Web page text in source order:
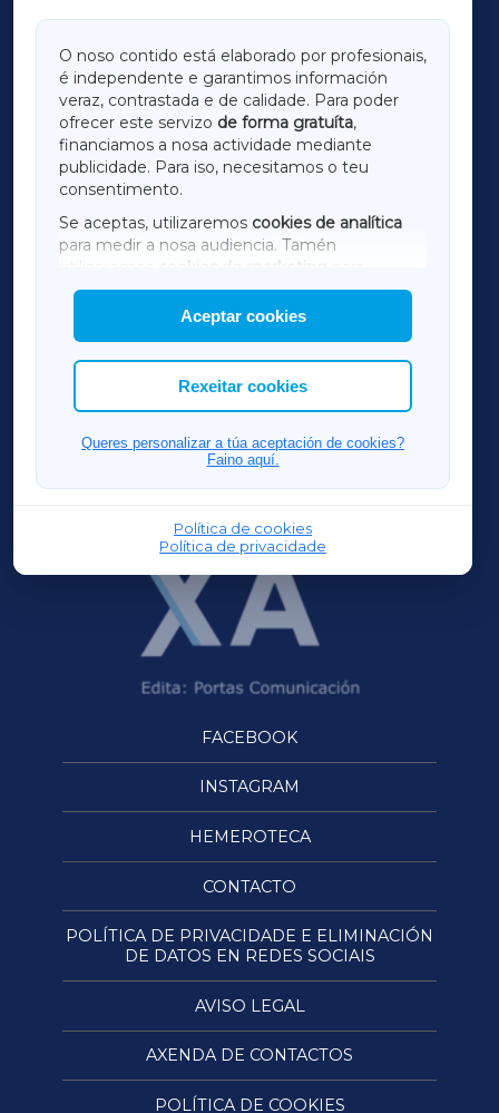
O noso contido está elaborado por profesionais,
é independente e garantimos información
veraz, contrastada e de calidade. Para poder
ofrecer este servizo de forma gratuíta,
financiamos a nosa actividade mediante
publicidade. Para iso, necesitamos o teu
consentimento.
Se aceptas, utilizaremos cookies de analítica
para medir a nosa audiencia. Tamén
utilizaremos
cookies de marketing
mostrar publicidade de terceiros.
Así mesmo, podes personalizar a elección das
cookies que desexas permitir.
Aceptar cookies
Rexeitar cookies
Queres personalizar a túa aceptación de cookies?
Faino aquí.
Política de cookies
Política de privacidade
LUGOXA
TERRACHAXA
AMARIÑAXA
RIBEIRASACRAXA
ACORUÑAXA
FERROLXA
OURENSEXA
FACEBOOK
INSTAGRAM
HEMEROTECA
CONTACTO
POLÍTICA DE PRIVACIDADE E ELIMINACIÓN
DE DATOS EN REDES SOCIAIS
AVISO LEGAL
AXENDA DE CONTACTOS
POLÍTICA DE COOKIES